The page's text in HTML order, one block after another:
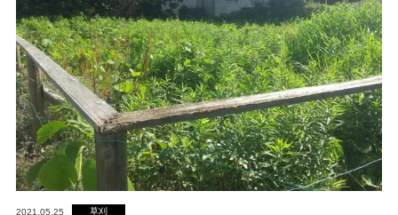
月～金曜日（※祝祭日・8/13-16,12/31-1/3を除く）
9：00～18：00
【営業エリア】
神奈川県・東京都（千代田区 / 中央区 / 港区 / 新宿区 / 文京
区 / 台東区 / 墨田区 / 江東区 / 品川区 / 目黒区 / 大田区 / 世田
谷区 / 渋谷区 / 中野区 / 杉並区 / 豊島区 / 北区 / 荒川区 / 板橋
区 / 練馬区 / 足立区 / 葛飾区 / 江戸川区 / 八王子市 / 立川市 /
武蔵野市 / 三鷹市 / 府中市 / 調布市 / 町田市 / 小金井市 / 小平
2021.05.25 草刈